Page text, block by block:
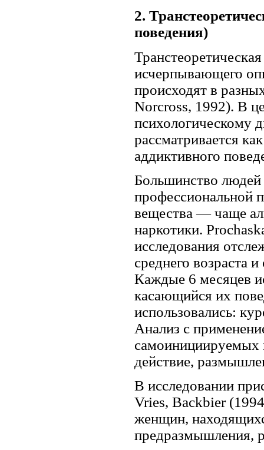
2.
поведения)
исчерпывающего
происходят в
Norcross, 1992). В
психологическому
рассматривается
аддиктивного
Большинство людей
профессиональной
вещества — чаще
наркотики.
исследования
среднего возраста
Каждые 6 месяцев
касающийся их
использовались:
Анализ с
самоинициируемых
действие,
В исследовании
Vries, Backbier
женщин,
предразмышления,